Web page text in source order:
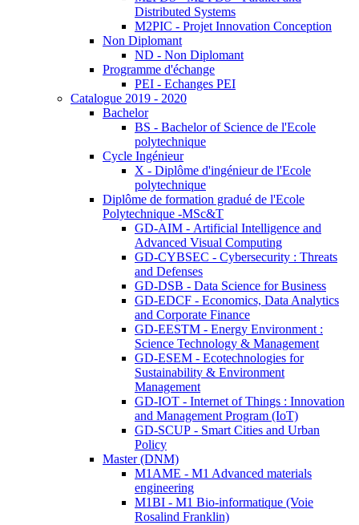
Distributed Systems
M2PIC - Projet Innovation Conception
Non Diplomant
ND - Non Diplomant
Programme d'échange
PEI - Echanges PEI
Catalogue 2019 - 2020
Bachelor
BS - Bachelor of Science de l'Ecole
polytechnique
Cycle Ingénieur
X - Diplôme d'ingénieur de l'Ecole
polytechnique
Diplôme de formation gradué de l'Ecole
Polytechnique -MSc&T
GD-AIM - Artificial Intelligence and
Advanced Visual Computing
GD-CYBSEC - Cybersecurity : Threats
and Defenses
GD-DSB - Data Science for Business
GD-EDCF - Economics, Data Analytics
and Corporate Finance
GD-EESTM - Energy Environment :
Science Technology & Management
GD-ESEM - Ecotechnologies for
Sustainability & Environment
Management
GD-IOT - Internet of Things : Innovation
and Management Program (IoT)
GD-SCUP - Smart Cities and Urban
Policy
Master (DNM)
M1AME - M1 Advanced materials
engineering
M1BI - M1 Bio-informatique (Voie
Rosalind Franklin)